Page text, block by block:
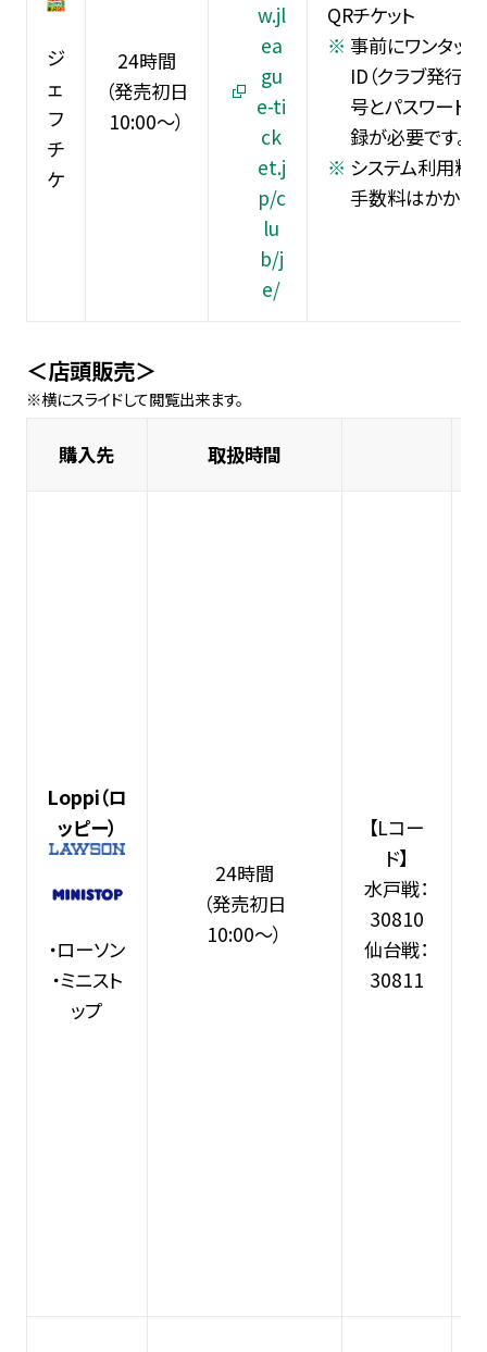
ジ
ェ
フ
チ
ケ
24時間
（発売初日
10:00～）
w.jl
ea
gu
e-ti
ck
et.j
p/c
lu
b/j
e/
QRチケット
事前にワンタッ
ID（クラブ発行
号とパスワード
録が必要です。
システム利用料
手数料はかかり
＜店頭販売＞
購入先 取扱時間
Loppi（ロ
ッピー）
・ローソン
・ミニスト
ップ
24時間
（発売初日
10:00～）
【Lコー
ド】
水戸戦：
30810
仙台戦：
30811